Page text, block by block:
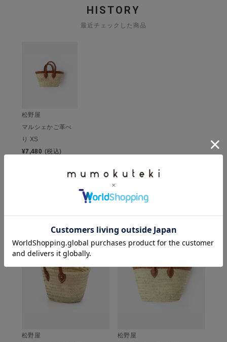
HISTORY
最近チェックした商品
松野屋
マルシェかご革べ
り XS
¥7,480 (税込)
CHECKED ITEM
松野屋
松野屋